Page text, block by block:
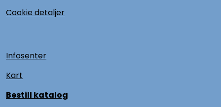
Cookie detaljer
Infosenter
Kart
Bestill katalog